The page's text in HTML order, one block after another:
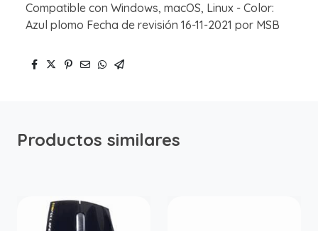
Compatible con Windows, macOS, Linux - Color:
Azul plomo Fecha de revisión 16-11-2021 por MSB
Productos similares